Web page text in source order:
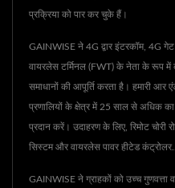
प्रक्रिया को पार कर चुके हैं।
GAINWISE ने 4G द्वार इंटरकॉम, 4G
वायरलेस टर्मिनल (FWT) के नेता के रूप में
समाधानों की आपूर्ति करता है। हमारी आर
प्रणालियों के क्षेत्र में 25 साल से अधिक
प्रदान करें। उदाहरण के लिए, रिमोट चोरी
सिस्टम और वायरलेस पावर हीटेड
GAINWISE ने ग्राहकों को उच्च गुणवत्ता